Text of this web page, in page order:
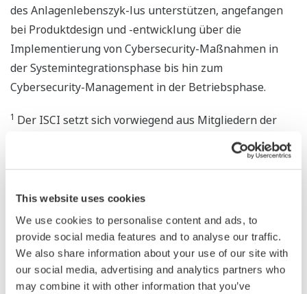
This website uses cookies
We use cookies to personalise content and ads, to
provide social media features and to analyse our traffic.
We also share information about your use of our site with
our social media, advertising and analytics partners who
may combine it with other information that you’ve
des Anlagenlebenszyk-lus unterstützen, angefangen
bei Produktdesign und -entwicklung über die
Implementierung von Cybersecurity-Maßnahmen in
der Systemintegrationsphase bis hin zum
Cybersecurity-Management in der Betriebsphase.
1 Der ISCI setzt sich vorwiegend aus Mitgliedern der
International Society of Automation (ISA) zusammen,
ISASecure® SDLA-Zertifizierungsprogramm des ISCI
dient der Bewertung von Security-
Entwicklungsprozessen in Unternehmen.
2Die Spezifikationen der ISASecure® SDLA-Version
2.0.0 wurden im Februar 2018 veröffentlicht. Diese